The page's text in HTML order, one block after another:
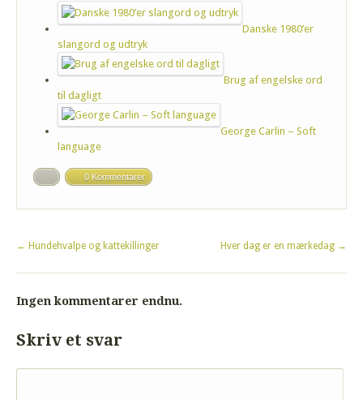
Danske 1980’er
slangord og udtryk
Brug af engelske ord
til dagligt
George Carlin – Soft
language
0 Kommentarer
← Hundehvalpe og kattekillinger Hver dag er en mærkedag →
Ingen kommentarer endnu.
Skriv et svar